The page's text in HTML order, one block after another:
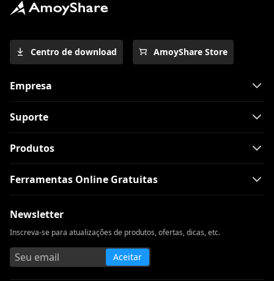
Centro de download AmoyShare Store
Empresa
Suporte
Produtos
Ferramentas Online Gratuitas
Newsletter
Inscreva-se para atualizações de produtos, ofertas, dicas, etc.
Aceitar